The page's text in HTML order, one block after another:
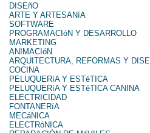
DISEñO
ARTE Y ARTESANíA
SOFTWARE
PROGRAMACIóN Y DESARROLLO
MARKETING
ANIMACIóN
ARQUITECTURA, REFORMAS Y
COCINA
PELUQUERíA Y ESTéTICA
PELUQUERíA Y ESTéTICA CANINA
ELECTRICIDAD
FONTANERíA
MECáNICA
ELECTRóNICA